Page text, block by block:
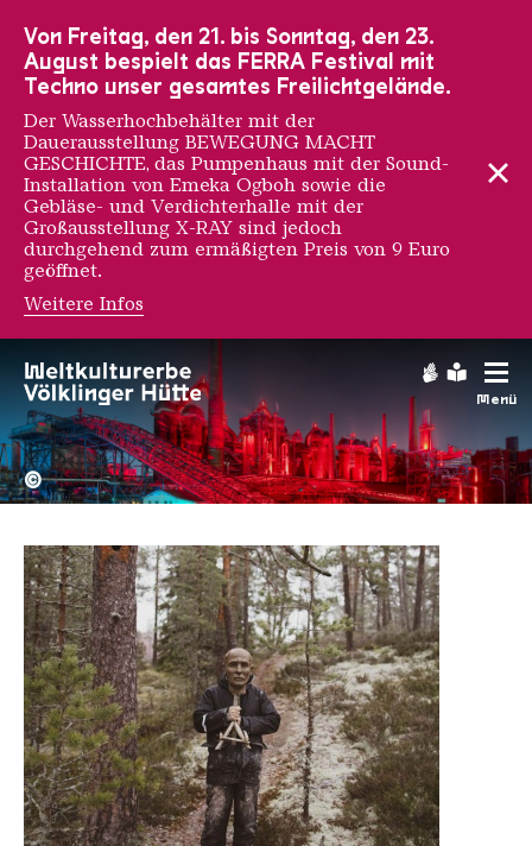
Menü
Isaac Cordal
Hochofengruppe in Rot
Copyright:
©
Von Freitag, den 21. bis Sonntag, den 23.
August bespielt das FERRA Festival mit
Techno unser gesamtes Freilichtgelände.
Der Wasserhochbehälter mit der
Dauerausstellung BEWEGUNG MACHT
GESCHICHTE, das Pumpenhaus mit der Sound-
Installation von Emeka Ogboh sowie die
Gebläse- und Verdichterhalle mit der
Großausstellung X-RAY sind jedoch
durchgehend zum ermäßigten Preis von 9 Euro
geöffnet.
Weitere Infos